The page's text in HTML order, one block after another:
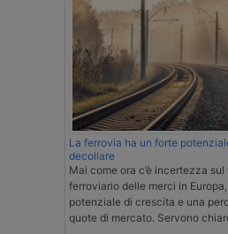
La ferrovia ha un forte
decollare
Mai come ora c’è incertezza
ferroviario delle merci in
potenziale di crescita e una
quote di mercato. Servono